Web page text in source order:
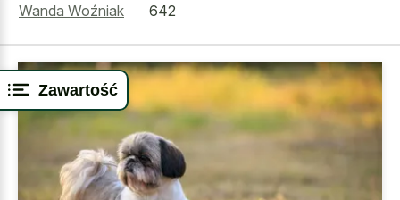
Zawartość
Wanda Woźniak
642